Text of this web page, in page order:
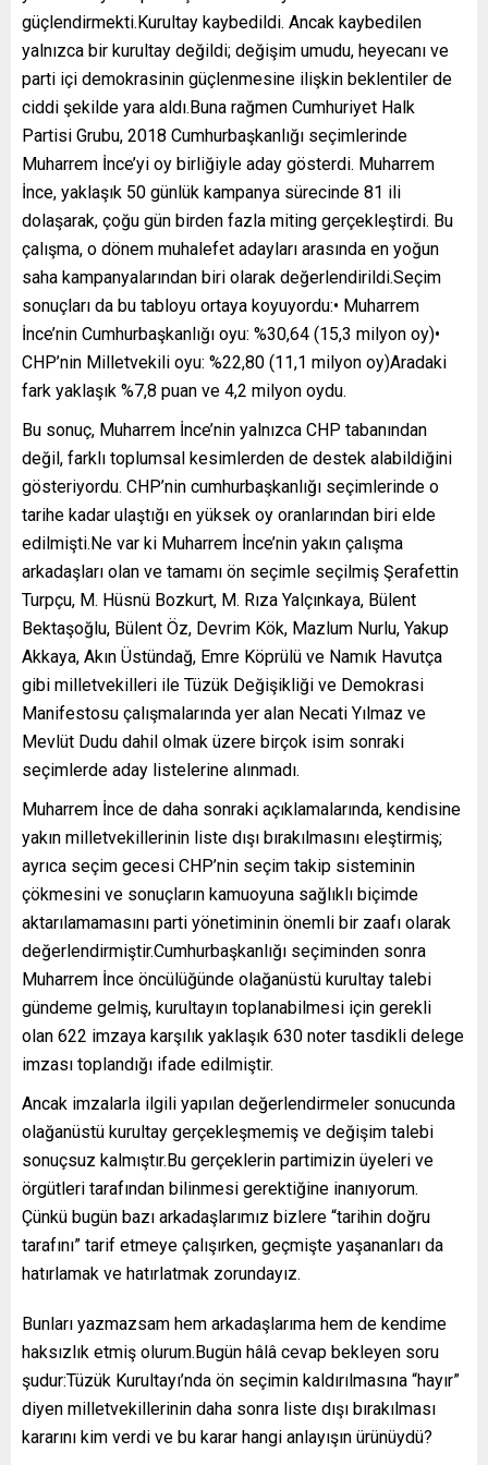
güçlendirmekti.Kurultay kaybedildi. Ancak kaybedilen
yalnızca bir kurultay değildi; değişim umudu, heyecanı ve
parti içi demokrasinin güçlenmesine ilişkin beklentiler de
ciddi şekilde yara aldı.Buna rağmen Cumhuriyet Halk
Partisi Grubu, 2018 Cumhurbaşkanlığı seçimlerinde
Muharrem İnce’yi oy birliğiyle aday gösterdi. Muharrem
İnce, yaklaşık 50 günlük kampanya sürecinde 81 ili
dolaşarak, çoğu gün birden fazla miting gerçekleştirdi. Bu
çalışma, o dönem muhalefet adayları arasında en yoğun
saha kampanyalarından biri olarak değerlendirildi.Seçim
sonuçları da bu tabloyu ortaya koyuyordu:• Muharrem
İnce’nin Cumhurbaşkanlığı oyu: %30,64 (15,3 milyon oy)•
CHP’nin Milletvekili oyu: %22,80 (11,1 milyon oy)Aradaki
fark yaklaşık %7,8 puan ve 4,2 milyon oydu.
Bu sonuç, Muharrem İnce’nin yalnızca CHP tabanından
değil, farklı toplumsal kesimlerden de destek alabildiğini
gösteriyordu. CHP’nin cumhurbaşkanlığı seçimlerinde o
tarihe kadar ulaştığı en yüksek oy oranlarından biri elde
edilmişti.Ne var ki Muharrem İnce’nin yakın çalışma
arkadaşları olan ve tamamı ön seçimle seçilmiş Şerafettin
Turpçu, M. Hüsnü Bozkurt, M. Rıza Yalçınkaya, Bülent
Bektaşoğlu, Bülent Öz, Devrim Kök, Mazlum Nurlu, Yakup
Akkaya, Akın Üstündağ, Emre Köprülü ve Namık Havutça
gibi milletvekilleri ile Tüzük Değişikliği ve Demokrasi
Manifestosu çalışmalarında yer alan Necati Yılmaz ve
Mevlüt Dudu dahil olmak üzere birçok isim sonraki
seçimlerde aday listelerine alınmadı.
Muharrem İnce de daha sonraki açıklamalarında, kendisine
yakın milletvekillerinin liste dışı bırakılmasını eleştirmiş;
ayrıca seçim gecesi CHP’nin seçim takip sisteminin
çökmesini ve sonuçların kamuoyuna sağlıklı biçimde
aktarılamamasını parti yönetiminin önemli bir zaafı olarak
değerlendirmiştir.Cumhurbaşkanlığı seçiminden sonra
Muharrem İnce öncülüğünde olağanüstü kurultay talebi
gündeme gelmiş, kurultayın toplanabilmesi için gerekli
olan 622 imzaya karşılık yaklaşık 630 noter tasdikli delege
imzası toplandığı ifade edilmiştir.
Ancak imzalarla ilgili yapılan değerlendirmeler sonucunda
olağanüstü kurultay gerçekleşmemiş ve değişim talebi
sonuçsuz kalmıştır.Bu gerçeklerin partimizin üyeleri ve
örgütleri tarafından bilinmesi gerektiğine inanıyorum.
Çünkü bugün bazı arkadaşlarımız bizlere “tarihin doğru
tarafını” tarif etmeye çalışırken, geçmişte yaşananları da
hatırlamak ve hatırlatmak zorundayız.
Bunları yazmazsam hem arkadaşlarıma hem de kendime
haksızlık etmiş olurum.Bugün hâlâ cevap bekleyen soru
şudur:Tüzük Kurultayı’nda ön seçimin kaldırılmasına “hayır”
diyen milletvekillerinin daha sonra liste dışı bırakılması
kararını kim verdi ve bu karar hangi anlayışın ürünüydü?